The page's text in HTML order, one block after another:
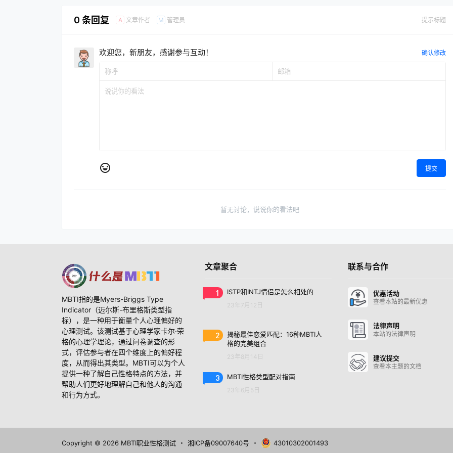
0 条回复 A 文章作者 M 管理员 提示标题
欢迎您，新朋友，感谢参与互动！ 确认修改
提交
暂无讨论，说说你的看法吧
MBTI指的是Myers-Briggs Type
Indicator（迈尔斯-布里格斯类型指
标），是一种用于衡量个人心理偏好的
心理测试。该测试基于心理学家卡尔·荣
格的心理学理论，通过问卷调查的形
式，评估参与者在四个维度上的偏好程
度，从而得出其类型。MBTI可以为个人
提供一种了解自己性格特点的方法，并
帮助人们更好地理解自己和他人的沟通
和行为方式。
文章聚合
1 ISTP和INTJ情侣是怎么相处的
23年7月12日
2
揭秘最佳恋爱匹配：16种MBTI人
格的完美组合
23年8月14日
3 MBTI性格类型配对指南
23年6月5日
联系与合作
优惠活动
查看本站的最新优惠
法律声明
本站的法律声明
建议提交
查看本主题的文档
Copyright © 2026 MBTI职业性格测试 ・ 湘ICP备09007640号 ・ 43010302001493